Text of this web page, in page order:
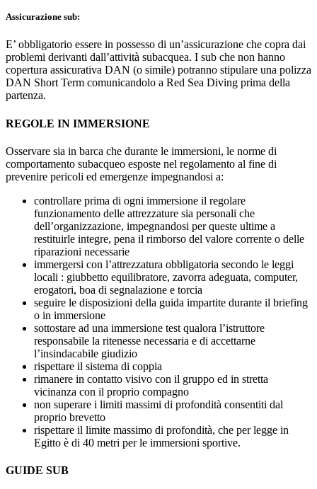
Assicurazione sub:
E’ obbligatorio essere in possesso di un’assicurazione che copra dai
problemi derivanti dall’attività subacquea. I sub che non hanno
copertura assicurativa DAN (o simile) potranno stipulare una polizza
DAN Short Term comunicandolo a Red Sea Diving prima della
partenza.
REGOLE IN IMMERSIONE
Osservare sia in barca che durante le immersioni, le norme di
comportamento subacqueo esposte nel regolamento al fine di
prevenire pericoli ed emergenze impegnandosi a:
controllare prima di ogni immersione il regolare
funzionamento delle attrezzature sia personali che
dell’organizzazione, impegnandosi per queste ultime a
restituirle integre, pena il rimborso del valore corrente o delle
riparazioni necessarie
immergersi con l’attrezzatura obbligatoria secondo le leggi
locali : giubbetto equilibratore, zavorra adeguata, computer,
erogatori, boa di segnalazione e torcia
seguire le disposizioni della guida impartite durante il briefing
o in immersione
sottostare ad una immersione test qualora l’istruttore
responsabile la ritenesse necessaria e di accettarne
l’insindacabile giudizio
rispettare il sistema di coppia
rimanere in contatto visivo con il gruppo ed in stretta
vicinanza con il proprio compagno
non superare i limiti massimi di profondità consentiti dal
proprio brevetto
rispettare il limite massimo di profondità, che per legge in
Egitto è di 40 metri per le immersioni sportive.
GUIDE SUB